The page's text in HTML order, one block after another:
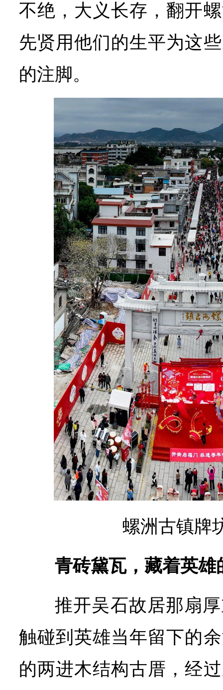
不绝，大义长存，翻开
先贤用他们的生平为这
的注脚。
螺洲古镇牌
青砖黛瓦，藏着英雄
推开吴石故居那扇
触碰到英雄当年留下的
的两进木结构古厝，经